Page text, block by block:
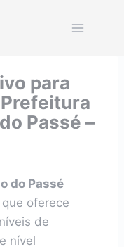
para
Passé –
do Passé
que oferece
de
nível